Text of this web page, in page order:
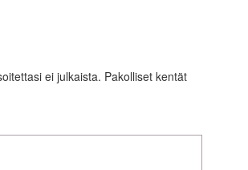
ei julkaista. Pakolliset kentät